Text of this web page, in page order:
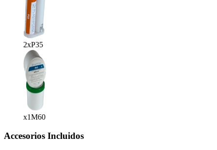
2xP35
x1M60
Accesorios Incluidos